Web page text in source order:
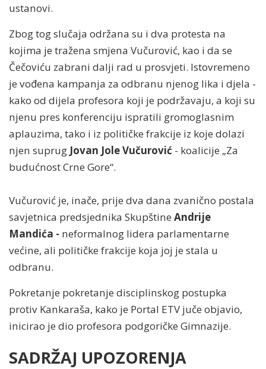
ustanovi.
Zbog tog slučaja održana su i dva protesta na
kojima je tražena smjena Vučurović, kao i da se
Čečoviću zabrani dalji rad u prosvjeti. Istovremeno
je vođena kampanja za odbranu njenog lika i djela -
kako od dijela profesora koji je podržavaju, a koji su
njenu pres konferenciju ispratili gromoglasnim
aplauzima, tako i iz političke frakcije iz koje dolazi
njen suprug Jovan Jole Vučurović - koalicije „Za
budućnost Crne Gore“.
Vučurović je, inače, prije dva dana zvanično postala
savjetnica predsjednika Skupštine Andrije
Mandića - neformalnog lidera parlamentarne
većine, ali političke frakcije koja joj je stala u
odbranu.
Pokretanje pokretanje disciplinskog postupka
protiv Kankaraša, kako je Portal ETV juče objavio,
inicirao je dio profesora podgoričke Gimnazije.
SADRŽAJ UPOZORENJA